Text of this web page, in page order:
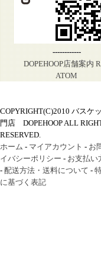
------------
DOPEHOOP店舗案内
ATOM
COPYRIGHT(C)2010 バスケ
門店 DOPEHOOP ALL
RESERVED.
ホーム - マイアカウント - お
イバシーポリシー - お支払い
- 配送方法・送料について -
に基づく表記